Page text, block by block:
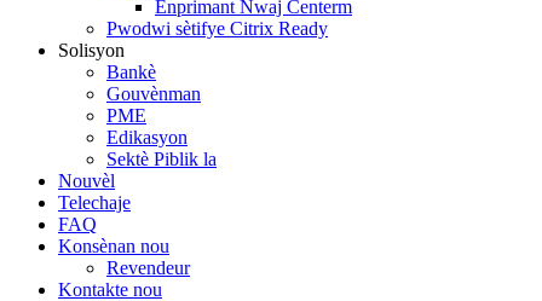
Enprimant Nwaj Centerm
Pwodwi sètifye Citrix Ready
Solisyon
Bankè
Gouvènman
PME
Edikasyon
Sektè Piblik la
Nouvèl
Telechaje
FAQ
Konsènan nou
Revendeur
Kontakte nou